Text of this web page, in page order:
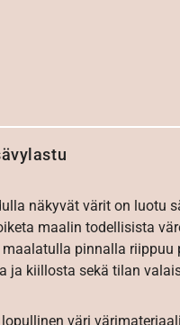
näkyvät värit on luotu
maalin todellisista
pinnalla riippuu
ja kiillosta sekä tilan
väri